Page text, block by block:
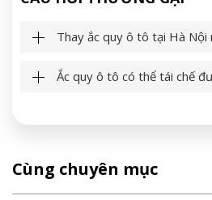
Thay ắc quy ô tô tại Hà Nội
Ắc quy ô tô có thể tái chế
Cùng chuyên mục